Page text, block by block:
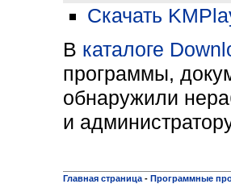
Скачать
В каталоге
программы,
обнаружили
и
Главная страница - Программные